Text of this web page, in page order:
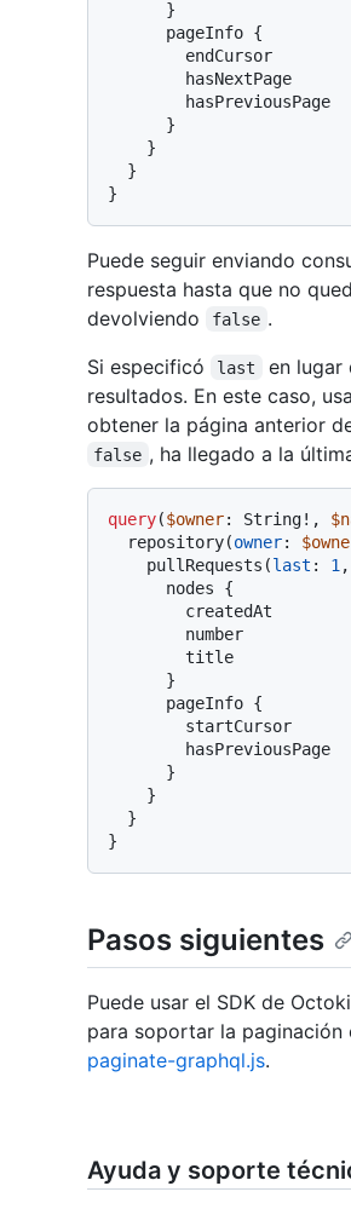
}
      pageInfo
{
}
}
}
}
Puede seguir enviando
respuesta hasta que no
devolviendo false .
Si especificó
last en lugar
resultados. En este caso,
obtener la página anterior
false , ha llegado a la
query($owner: String! ,
  repository
(owner:
    pullRequests
(last : 1 ,
      nodes
{
}
      pageInfo
{
}
}
}
}
Pasos siguientes
Puede usar el SDK de
para soportar la paginación
paginate-graphql.js.
Ayuda y soporte